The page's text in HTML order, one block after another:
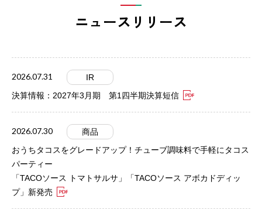
ニュースリリース
2026.07.31
IR
決算情報：2027年3月期 第1四半期決算短信
2026.07.30
商品
おうちタコスをグレードアップ！チューブ調味料で手軽にタコス
パーティー
「TACOソース トマトサルサ」「TACOソース アボカドディッ
プ」新発売